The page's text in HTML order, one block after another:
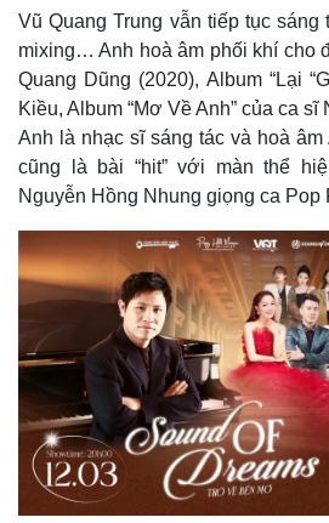
Kinh tế
Bất động sản
Khởi nghiệp
Thị
Giá
Giá
Vũ Quang Trung vẫn tiếp tục sáng
mixing… Anh hoà âm phối khí cho
Quang Dũng (2020), Album “Lại
Kiều, Album “Mơ Về Anh” của ca
Anh là nhạc sĩ sáng tác và hoà
cũng là bài “hit” với màn thể
Nguyễn Hồng Nhung giọng ca Pop